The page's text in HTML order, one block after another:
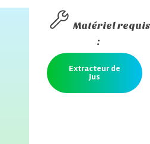
Matériel requis
:
Extracteur de
Jus